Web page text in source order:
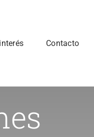
Contacto